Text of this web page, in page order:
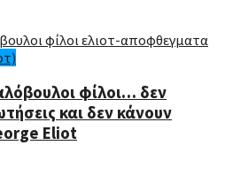
φίλοι… δεν
και δεν κάνουν
Eliot